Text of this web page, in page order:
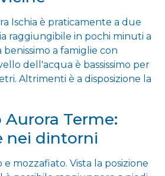
Ischia è praticamente a due
raggiungibile in pochi minuti a
benissimo a famiglie con
dell'acqua è bassissimo per
Altrimenti è a disposizione la
Aurora Terme:
nei dintorni
mozzafiato. Vista la posizione